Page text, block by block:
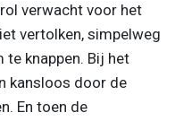
verwacht voor het
vertolken, simpelweg
knappen. Bij het
kansloos door de
En toen de